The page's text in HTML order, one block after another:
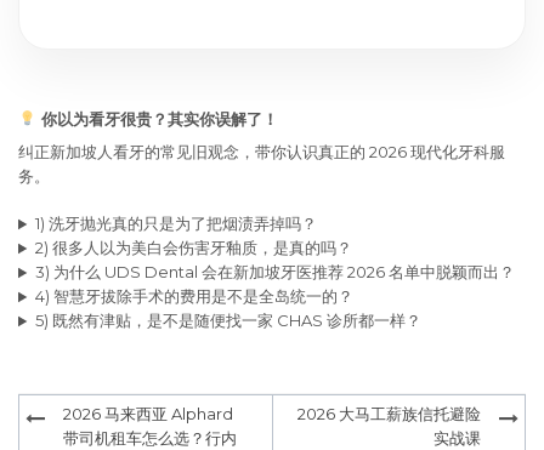
你以为看牙很贵？其实你误解了！
纠正新加坡人看牙的常见旧观念，带你认识真正的 2026 现代化牙科服
务。
1) 洗牙抛光真的只是为了把烟渍弄掉吗？
2) 很多人以为美白会伤害牙釉质，是真的吗？
3) 为什么 UDS Dental 会在新加坡牙医推荐 2026 名单中脱颖而出？
4) 智慧牙拔除手术的费用是不是全岛统一的？
5) 既然有津贴，是不是随便找一家 CHAS 诊所都一样？
Post
navigation
2026 马来西亚 Alphard
带司机租车怎么选？行内
2026 大马工薪族信托避险
实战课